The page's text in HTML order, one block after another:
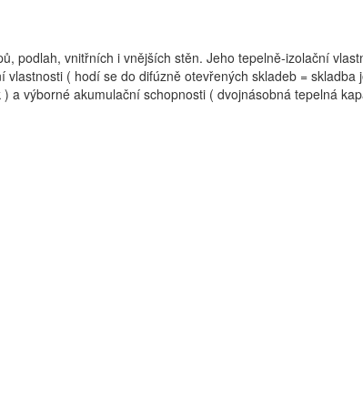
podlah, vnitřních i vnějších stěn. Jeho tepelně-izolační
( hodí se do difúzně otevřených skladeb =
výborné akumulační schopnosti ( dvojnásobná tepelná